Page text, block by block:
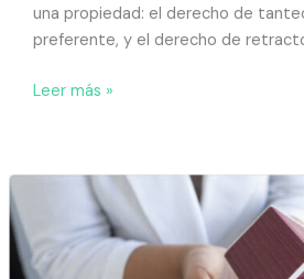
una propiedad: el derecho de
preferente, y el derecho de
Leer más »
fraudulentas
en